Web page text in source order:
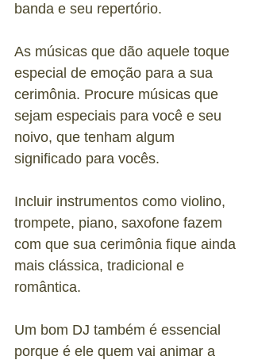
banda e seu repertório.
As músicas que dão aquele toque
especial de emoção para a sua
cerimônia. Procure músicas que
sejam especiais para você e seu
noivo, que tenham algum
significado para vocês.
Incluir instrumentos como violino,
trompete, piano, saxofone fazem
com que sua cerimônia fique ainda
mais clássica, tradicional e
romântica.
Um bom DJ também é essencial
porque é ele quem vai animar a